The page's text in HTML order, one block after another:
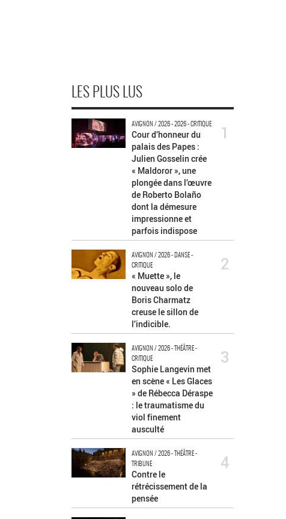
LES PLUS LUS
AVIGNON / 2026 - 2026 - CRITIQUE
Cour d’honneur du
palais des Papes :
Julien Gosselin crée
« Maldoror », une
plongée dans l’œuvre
de Roberto Bolaño
dont la démesure
impressionne et
parfois indispose
1
AVIGNON / 2026 - DANSE -
CRITIQUE
« Muette », le
nouveau solo de
Boris Charmatz
creuse le sillon de
l’indicible.
2
AVIGNON / 2026 - THÉÂTRE -
CRITIQUE
Sophie Langevin met
en scène « Les Glaces
» de Rébecca Déraspe
: le traumatisme du
viol finement
ausculté
3
AVIGNON / 2026 - THÉÂTRE -
TRIBUNE
Contre le
rétrécissement de la
pensée
4